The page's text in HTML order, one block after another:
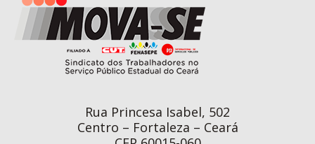
Rua Princesa Isabel, 502
Centro – Fortaleza – Ceará